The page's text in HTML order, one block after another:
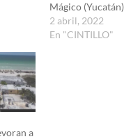
Mágico (Yucatán)
2 abril, 2022
En "CINTILLO"
a